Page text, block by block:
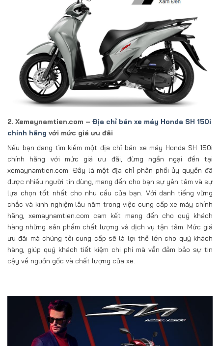
2. Xemaynamtien.com – Địa chỉ bán xe máy Honda SH 150i
chính hãng với mức giá ưu đãi
Nếu bạn đang tìm kiếm một địa chỉ bán xe máy Honda SH 150i
chính hãng với mức giá ưu đãi, đừng ngần ngại đến tại
xemaynamtien.com. Đây là một địa chỉ phân phối ủy quyền đã
được nhiều người tin dùng, mang đến cho bạn sự yên tâm và sự
lựa chọn tốt nhất cho nhu cầu của bạn. Với danh tiếng vững
chắc và kinh nghiệm lâu năm trong việc cung cấp xe máy chính
hãng, xemaynamtien.com cam kết mang đến cho quý khách
hàng những sản phẩm chất lượng và dịch vụ tận tâm. Mức giá
ưu đãi mà chúng tôi cung cấp sẽ là lợi thế lớn cho quý khách
hàng, giúp quý khách tiết kiệm chi phí mà vẫn đảm bảo sự tin
cậy về nguồn gốc và chất lượng của xe.